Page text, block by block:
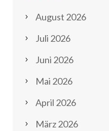
August 2026
Juli 2026
Juni 2026
Mai 2026
April 2026
März 2026